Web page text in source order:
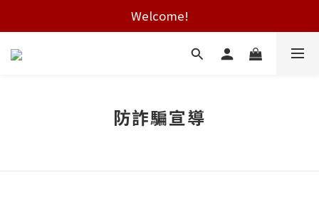
Free shipping on HK orders over $2000
Welcome!
Free shipping on HK orders over $2000
防詐騙宣導